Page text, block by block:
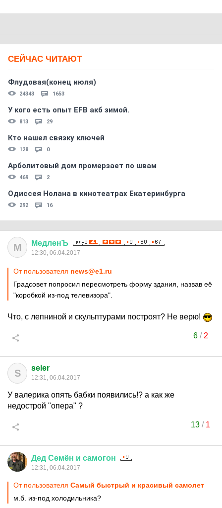
СЕЙЧАС ЧИТАЮТ
Флудовая(конец июля)
24343 1653
У кого есть опыт EFB акб зимой.
813 29
Кто нашел связку ключей
128 0
Арболитовый дом промерзает по швам
469 2
Одиссея Нолана в кинотеатрах Екатеринбурга
292 16
М МедленЪ
12:30, 06.04.2017
От пользователя news@e1.ru
Градсовет попросил пересмотреть форму здания, назвав её
"коробкой из-под телевизора".
Что, с лепниной и скульптурами построят? Не верю!
6/ 2
S seler
12:31, 06.04.2017
У валерика опять бабки появились!? а как же
недострой "опера" ?
13 / 1
Дед Семён и самогон
12:31, 06.04.2017
От пользователя Самый быстрый и красивый самолет
м.б. из-под холодильника?